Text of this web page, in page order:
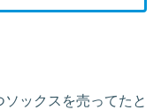
ックスを売ってたと